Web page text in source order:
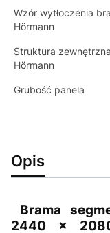
Wzór wytłoczenia
Hörmann
Struktura
Hörmann
Grubość panela
Opis
Brama
2440 ×